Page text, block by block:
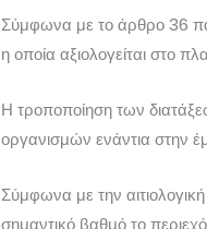
Σύμφωνα με το άρθρο 36
η οποία αξιολογείται στο
Η τροποποίηση των
οργανισμών ενάντια στην
Σύμφωνα με την
σημαντικό βαθμό το